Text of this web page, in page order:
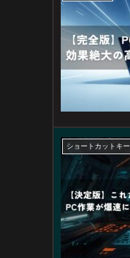
ショートカットキー